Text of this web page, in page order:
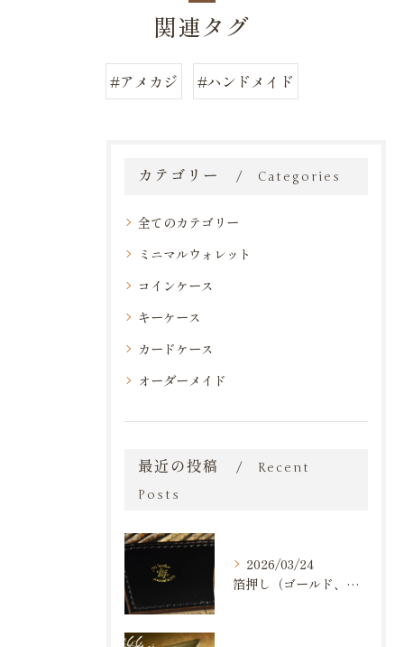
関連タグ
#アメカジ #ハンドメイド
カテゴリー Categories
全てのカテゴリー
ミニマルウォレット
コインケース
キーケース
カードケース
オーダーメイド
最近の投稿
Recent
Posts
2026/03/24
箔押し（ゴールド、シルバー）が出来るようになりました。